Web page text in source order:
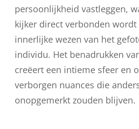
persoonlijkheid vastleggen,
kijker direct verbonden
innerlijke wezen van het
individu. Het benadrukken
creëert een intieme sfeer en
verborgen nuances die
onopgemerkt zouden blijven.